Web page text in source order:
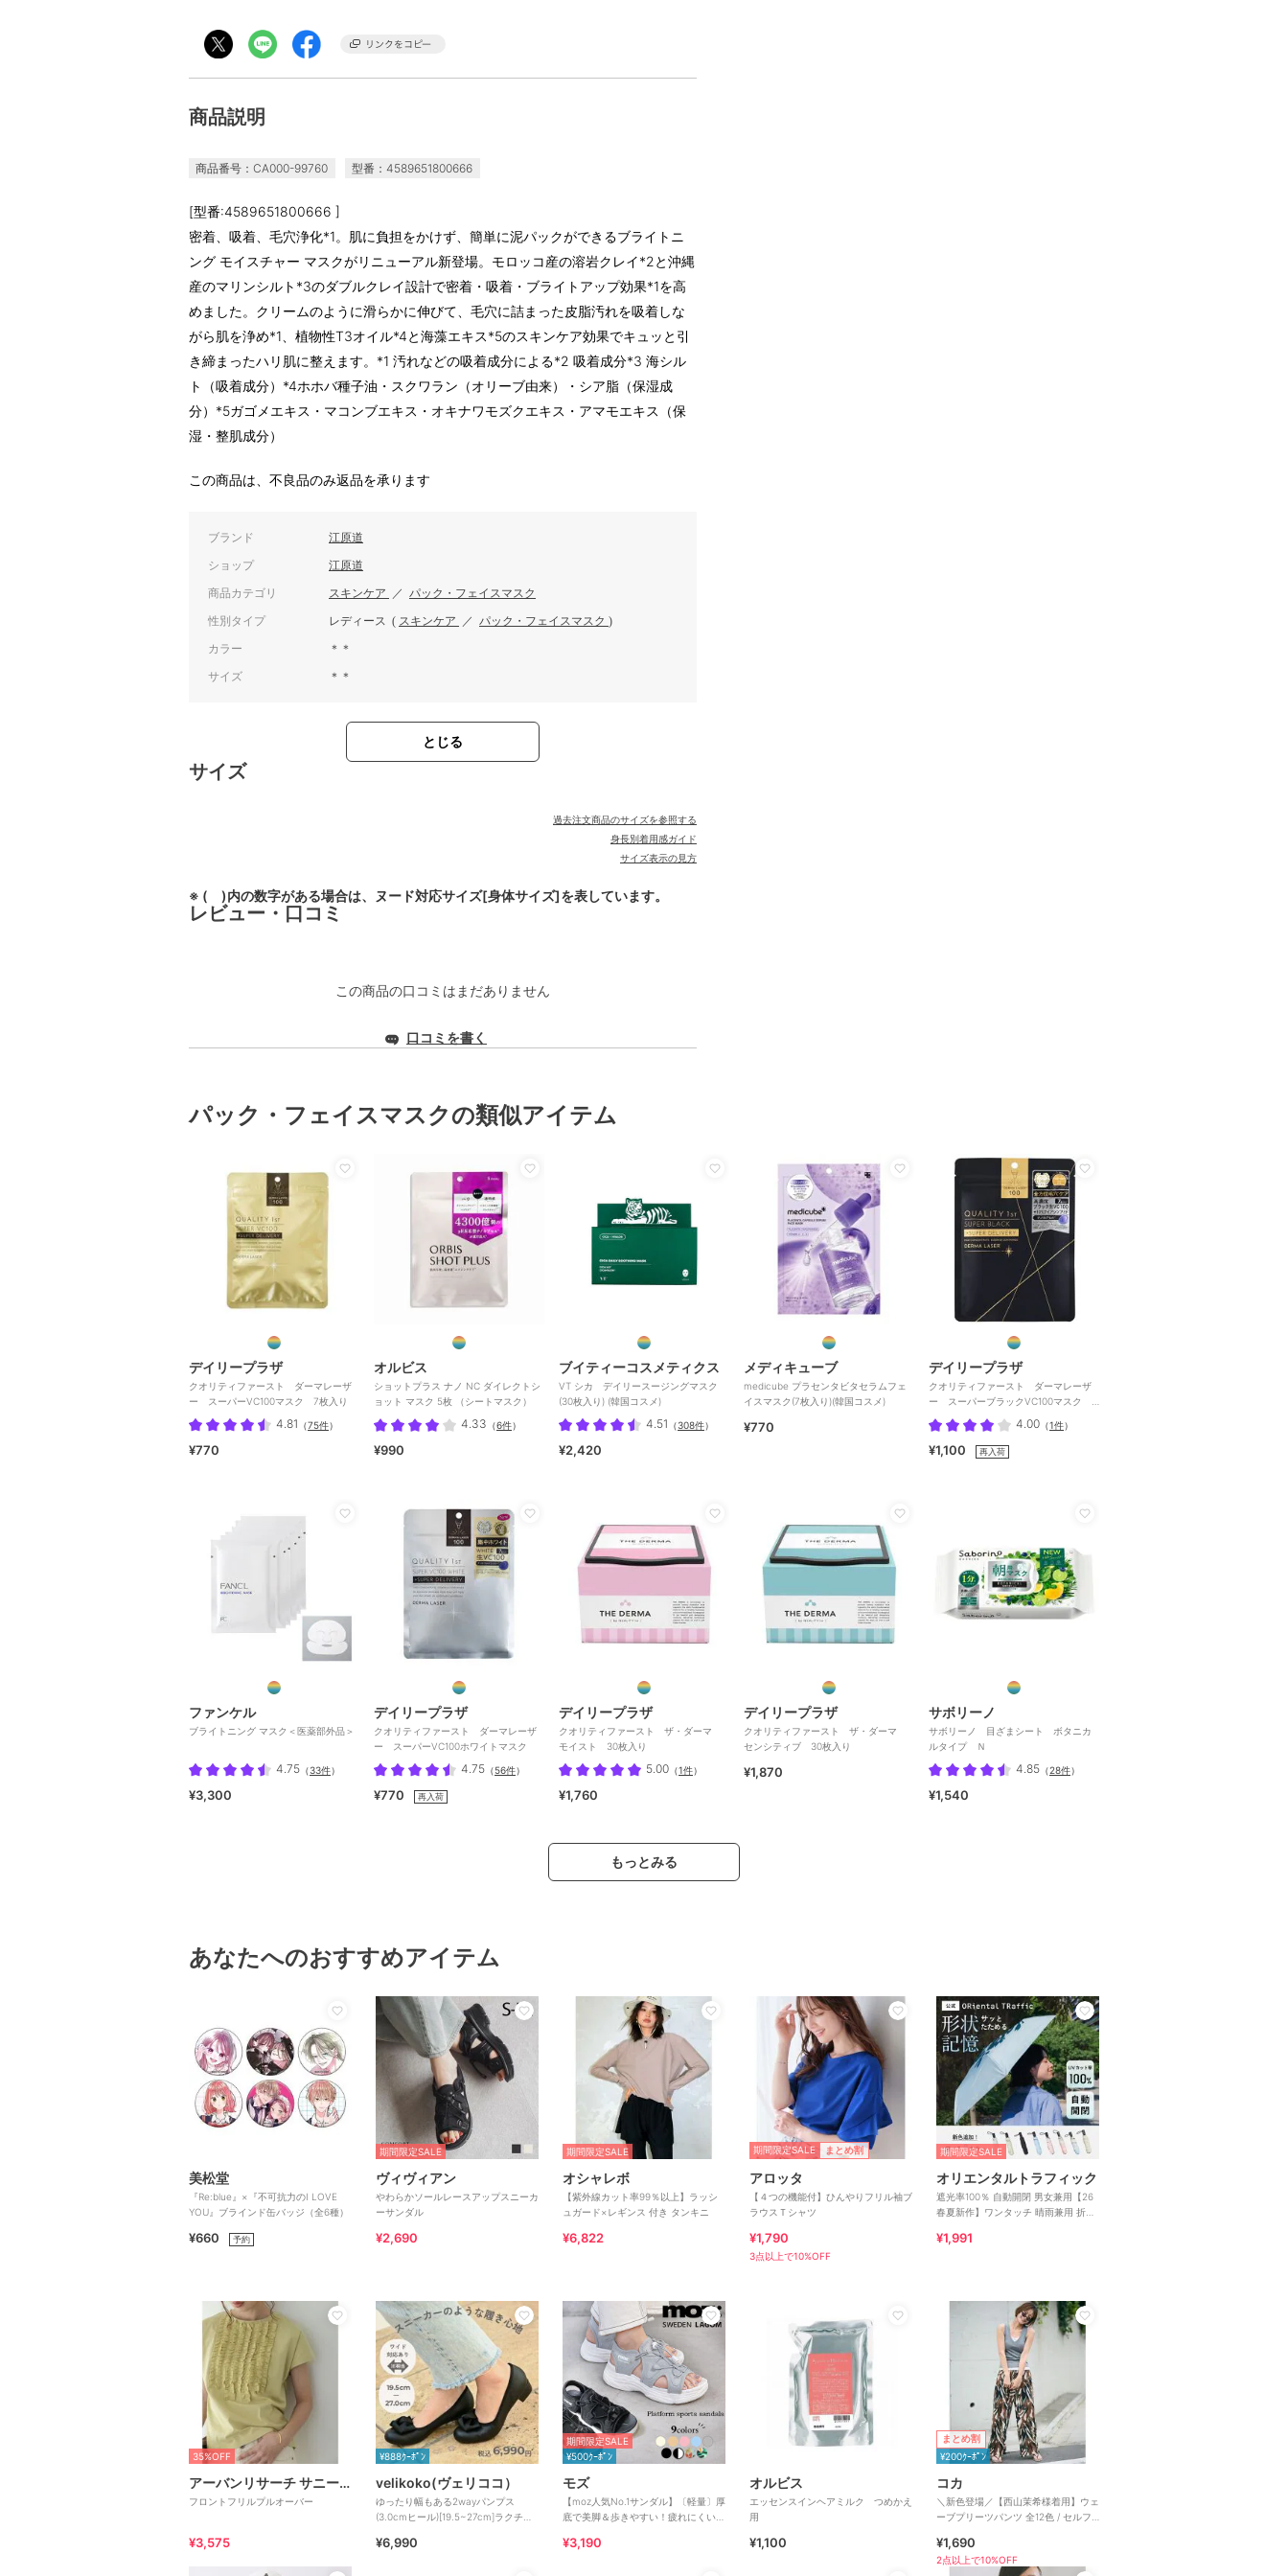
商品説明
商品番号：CA000-99760 型番：4589651800666
[型番:4589651800666 ]
密着、吸着、毛穴浄化*1。肌に負担をかけず、簡単に泥パックができるブライトニ
ング モイスチャー マスクがリニューアル新登場。モロッコ産の溶岩クレイ*2と沖縄
産のマリンシルト*3のダブルクレイ設計で密着・吸着・ブライトアップ効果*1を高
めました。クリームのように滑らかに伸びて、毛穴に詰まった皮脂汚れを吸着しな
がら肌を浄め*1、植物性T3オイル*4と海藻エキス*5のスキンケア効果でキュッと引
き締まったハリ肌に整えます。*1 汚れなどの吸着成分による*2 吸着成分*3 海シル
ト（吸着成分）*4ホホバ種子油・スクワラン（オリーブ由来）・シア脂（保湿成
分）*5ガゴメエキス・マコンブエキス・オキナワモズクエキス・アマモエキス（保
湿・整肌成分）
この商品は、不良品のみ返品を承ります
ブランド 江原道
ショップ 江原道
商品カテゴリ スキンケア ／ パック・フェイスマスク
性別タイプ レディース ( スキンケア ／ パック・フェイスマスク )
カラー ＊＊
サイズ ＊＊
とじる
サイズ
過去注文商品のサイズを参照する
身長別着用感ガイド
サイズ表示の見方
※ ( )内の数字がある場合は、ヌード対応サイズ[身体サイズ]を表しています。
レビュー・口コミ
この商品の口コミはまだありません
口コミを書く
パック・フェイスマスクの類似アイテム
デイリープラザ
クオリティファースト ダーマレーザ
ー スーパーVC100マスク 7枚入り
4.81 （75件）
¥770
オルビス
ショットプラス ナノ NC ダイレクトシ
ョット マスク 5枚 （シートマスク）
4.33 （6件）
¥990
ブイティーコスメティクス
VT シカ デイリースージングマスク
(30枚入り) (韓国コスメ)
4.51 （308件）
¥2,420
メディキューブ
medicube プラセンタビタセラムフェ
イスマスク(7枚入り)(韓国コスメ)
¥770
デイリープラザ
クオリティファースト ダーマレーザ
ー スーパーブラックVC100マスク 7
枚入り
4.00 （1件）
¥1,100 再入荷
ファンケル
ブライトニング マスク＜医薬部外品＞
4.75 （33件）
¥3,300
デイリープラザ
クオリティファースト ダーマレーザ
ー スーパーVC100ホワイトマスク
4.75 （56件）
¥770 再入荷
デイリープラザ
クオリティファースト ザ・ダーマ
モイスト 30枚入り
5.00 （1件）
¥1,760
デイリープラザ
クオリティファースト ザ・ダーマ
センシティブ 30枚入り
¥1,870
サボリーノ
サボリーノ 目ざまシート ボタニカ
ルタイプ Ｎ
4.85 （28件）
¥1,540
もっとみる
あなたへのおすすめアイテム
美松堂
『Re:blue』×『不可抗力のI LOVE
YOU』ブラインド缶バッジ（全6種）
¥660 予約
期間限定SALE
ヴィヴィアン
やわらかソールレースアップスニーカ
ーサンダル
¥2,690
期間限定SALE
オシャレボ
【紫外線カット率99％以上】ラッシ
ュガード×レギンス 付き タンキニ
¥6,822
期間限定SALE まとめ割
アロッタ
【４つの機能付】ひんやりフリル袖ブ
ラウスＴシャツ
¥1,790
3点以上で10%OFF
期間限定SALE
オリエンタルトラフィック
遮光率100％ 自動開閉 男女兼用【26
春夏新作】ワンタッチ 晴雨兼用 折り
¥1,991
35%OFF
アーバンリサーチ サニーレーベル
フロントフリルプルオーバー
¥3,575
¥888ｸｰﾎﾟﾝ
velikoko(ヴェリココ）
ゆったり幅もある2wayパンプス
(3.0cmヒール)[19.5~27cm]ラクチン
¥6,990
期間限定SALE
¥500ｸｰﾎﾟﾝ
モズ
【moz人気No.1サンダル】〔軽量〕厚
底で美脚＆歩きやすい！疲れにくいフ
¥3,190
オルビス
エッセンスインヘアミルク つめかえ
用
¥1,100
まとめ割
¥200ｸｰﾎﾟﾝ
コカ
＼新色登場／【西山茉希様着用】ウェ
ーブプリーツパンツ 全12色 / セルフ
¥1,690
2点以上で10%OFF